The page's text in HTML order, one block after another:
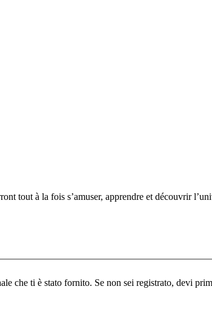
tout à la fois s’amuser, apprendre et découvrir
È necessario iscriversi per partecipare a questo forum. Indica qui sotto l’ID personale che ti è stato fornito.